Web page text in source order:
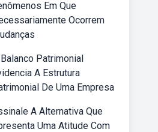
Em Que
Ocorrem
Patrimonial
A Estrutura
De Uma Empresa
A Alternativa Que
Uma Atitude Com